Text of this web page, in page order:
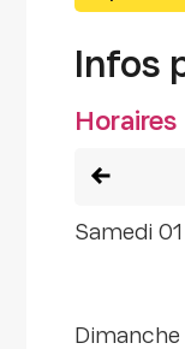
Infos
Horaires
Voir le
samedi 01